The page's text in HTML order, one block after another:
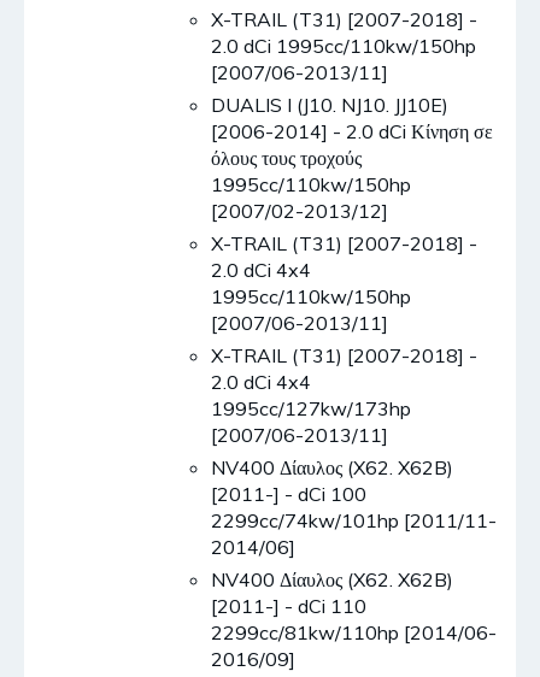
X-TRAIL (T31) [2007-2018] -
2.0 dCi 1995cc/110kw/150hp
[2007/06-2013/11]
DUALIS I (J10. NJ10. JJ10E)
[2006-2014] - 2.0 dCi Κίνηση σε
όλους τους τροχούς
1995cc/110kw/150hp
[2007/02-2013/12]
X-TRAIL (T31) [2007-2018] -
2.0 dCi 4x4
1995cc/110kw/150hp
[2007/06-2013/11]
X-TRAIL (T31) [2007-2018] -
2.0 dCi 4x4
1995cc/127kw/173hp
[2007/06-2013/11]
NV400 Δίαυλος (X62. X62B)
[2011-] - dCi 100
2299cc/74kw/101hp [2011/11-
2014/06]
NV400 Δίαυλος (X62. X62B)
[2011-] - dCi 110
2299cc/81kw/110hp [2014/06-
2016/09]